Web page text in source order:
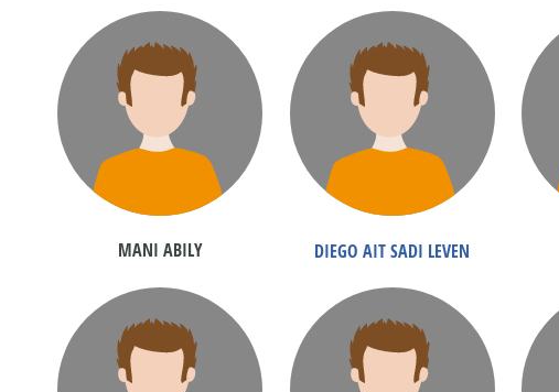
MANI ABILY DIEGO AIT SADI LEVEN